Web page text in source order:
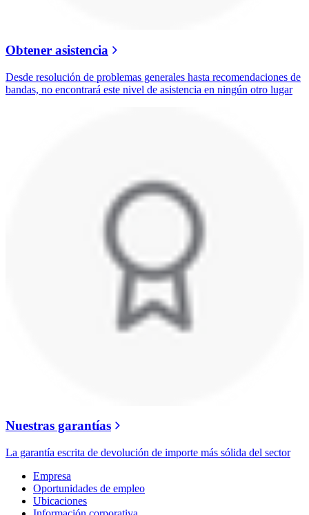
Obtener asistencia
Desde resolución de problemas generales hasta recomendaciones de
bandas, no encontrará este nivel de asistencia en ningún otro lugar
Nuestras garantías
La garantía escrita de devolución de importe más sólida del sector
Empresa
Oportunidades de empleo
Ubicaciones